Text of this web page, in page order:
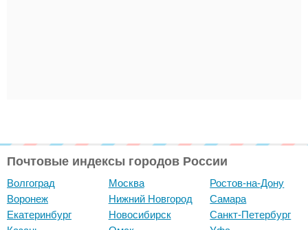
Почтовые индексы городов России
Волгоград
Воронеж
Екатеринбург
Москва
Нижний Новгород
Новосибирск
Ростов-на-Дону
Самара
Санкт-Петербург